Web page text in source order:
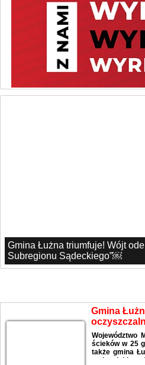
Gmina Łużna triumfuje! Wójt
Subregionu Sądeckiego”￼
Gmina
Województwo
ścieków w 25
także gmina